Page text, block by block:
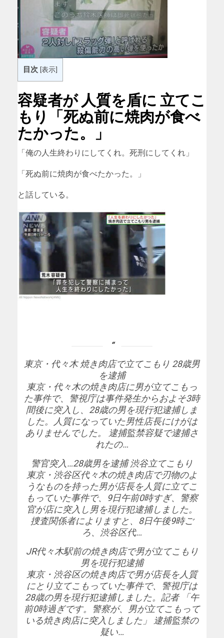
目次 [表示]
容疑者が 人質を盾に 立てこ
もり「死ぬ前に焼肉が食べ
たかった。」
「俺の人生終わりにしてくれ。死刑にしてくれ」
「死ぬ前に焼肉が食べたかった。」
と話している。
東京・代々木 焼き肉店で立てこもり 28歳男
を逮捕
東京・代々木の焼き肉店に男が立てこもっ
た事件で、警視庁は事件発生からおよそ3時
間後に突入し、28歳の男を現行犯逮捕しま
した。人質になっていた男性店長にけがは
ありませんでした。 逮捕監禁容疑で逮捕さ
れたの…
警官突入…28歳男を逮捕 渋谷立てこもり
東京・渋谷区代々木の焼き肉店で刃物のよ
うなものを持った男が店長を人質に立てこ
もっていた事件で、9日午前0時すぎ、警察
官が店に突入し男を現行犯逮捕しました。
捜査関係者によりますと、8日午後9時ご
ろ、渋谷区代…
JR代々木駅前の焼き肉店で男が立てこもり
男を現行犯逮捕
東京・渋谷区の焼き肉店で男が店長を人質
にとり立てこもっていた事件で、警視庁は
28歳の男を現行犯逮捕しました。記者 「午
前0時過ぎです。警察が、男が立てこもって
いる焼き肉店に突入しました」 逮捕監禁の
疑い…